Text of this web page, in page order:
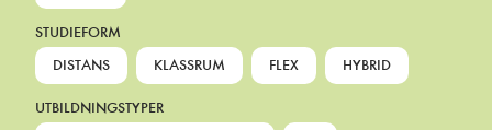
STUDIEFORM
DISTANS
KLASSRUM FLEX HYBRID
UTBILDNINGSTYPER